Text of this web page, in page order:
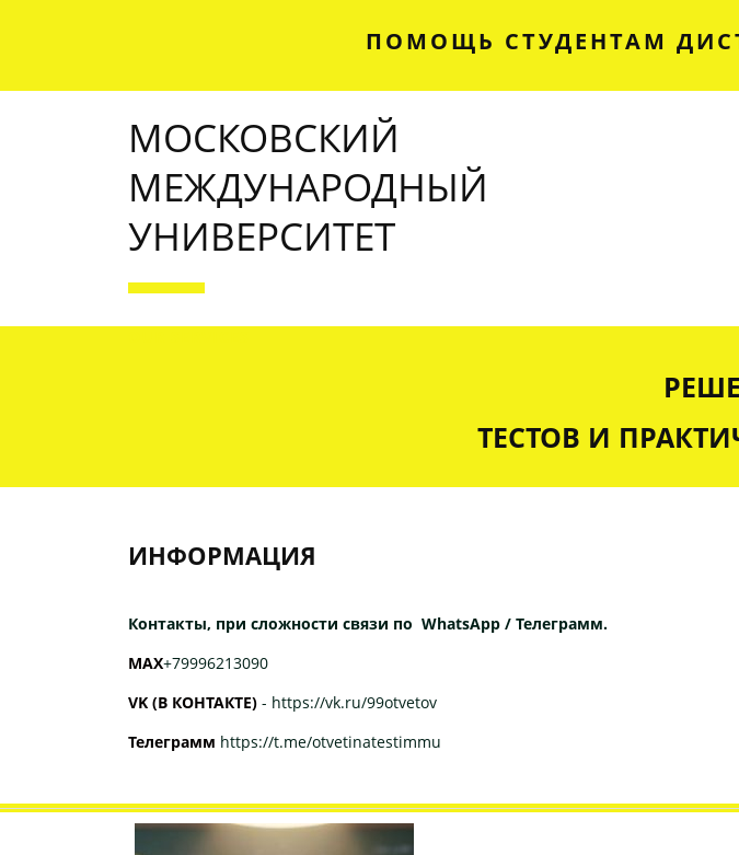
ПОМОЩЬ СТУДЕНТАМ
МОСКОВСКИЙ
МЕЖДУНАРОДНЫЙ
УНИВЕРСИТЕТ
ТЕСТОВ И
ИНФОРМАЦИЯ
Контакты, при сложности связи по WhatsApp / Телеграмм.
МАХ+79996213090
VK (В КОНТАКТЕ) - https://vk.ru/99otvetov
Телеграмм https://t.me/otvetinatestimmu